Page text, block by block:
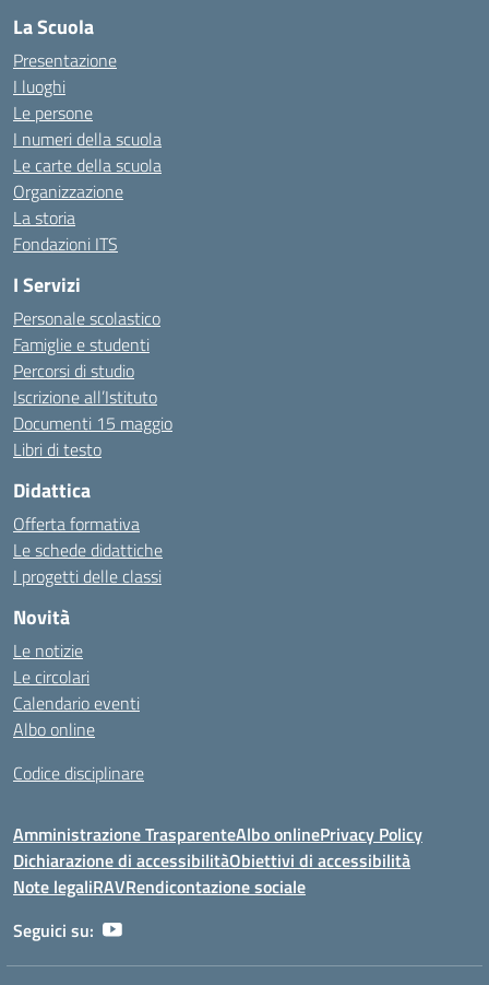
La Scuola
Presentazione
I luoghi
Le persone
I numeri della scuola
Le carte della scuola
Organizzazione
La storia
Fondazioni ITS
I Servizi
Personale scolastico
Famiglie e studenti
Percorsi di studio
Iscrizione all’Istituto
Documenti 15 maggio
Libri di testo
Didattica
Offerta formativa
Le schede didattiche
I progetti delle classi
Novità
Le notizie
Le circolari
Calendario eventi
Albo online
Codice disciplinare
Amministrazione TrasparenteAlbo onlinePrivacy Policy
Dichiarazione di accessibilitàObiettivi di accessibilità
Note legaliRAVRendicontazione sociale
Seguici su: